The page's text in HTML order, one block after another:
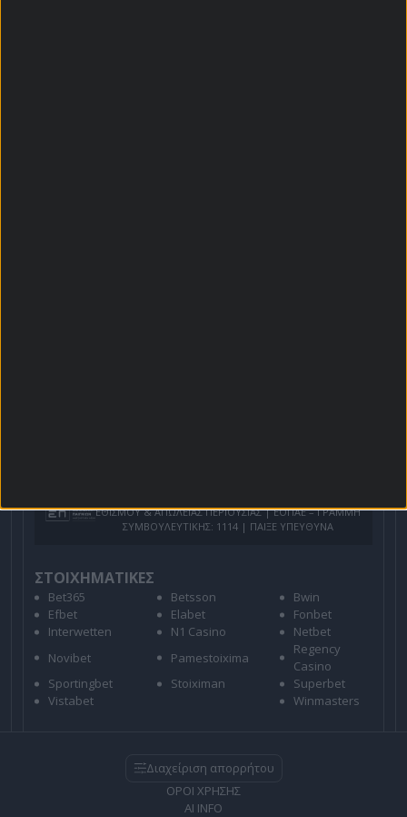
ΕΘΙΣΜΟΥ & ΑΠΩΛΕΙΑΣ ΠΕΡΙΟΥΣΙΑΣ | ΕΟΠΑΕ – ΓΡΑΜΜΗ
ΣΥΜΒΟΥΛΕΥΤΙΚΗΣ: 1114 | ΠΑΙΞΕ ΥΠΕΥΘΥΝΑ
ΣΤΟΙΧΗΜΑΤΙΚΕΣ
Bet365 Betsson
Bwin
Efbet
Elabet
Fonbet
Interwetten
N1 Casino
Netbet
Novibet
Pamestoixima
Regency
Casino
Sportingbet
Stoiximan
Superbet
Vistabet
Winmasters
Διαχείριση απορρήτου
ΟΡΟΙ ΧΡΗΣΗΣ
AI INFO